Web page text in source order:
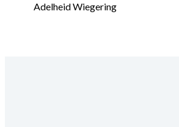
Adelheid Wiegering